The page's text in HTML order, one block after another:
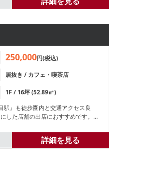
250,000円(税込)
居抜き / カフェ・喫茶店
1F / 16坪 (52.89㎡)
』も徒歩圏内と交通アクセス良
した店舗の出店におすすめです。詳
詳細を見る